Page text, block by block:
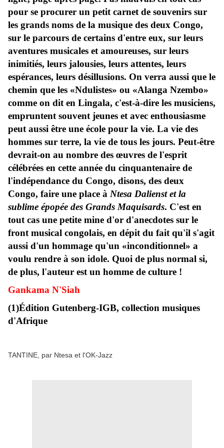
pour se procurer un petit carnet de souvenirs sur
les grands noms de la musique des deux Congo,
sur le parcours de certains d'entre eux, sur leurs
aventures musicales et amoureuses, sur leurs
inimitiés, leurs jalousies, leurs attentes, leurs
espérances, leurs désillusions. On verra aussi que le
chemin que les «Ndulistes» ou «Alanga Nzembo»
comme on dit en Lingala, c'est-à-dire les musiciens,
empruntent souvent jeunes et avec enthousiasme
peut aussi être une école pour la vie. La vie des
hommes sur terre, la vie de tous les jours. Peut-être
devrait-on au nombre des œuvres de l'esprit
célébrées en cette année du cinquantenaire de
l'indépendance du Congo, disons, des deux
Congo, faire une place à Ntesa Dalienst et la
sublime épopée des Grands Maquisards. C'est en
tout cas une petite mine d'or d'anecdotes sur le
front musical congolais, en dépit du fait qu'il s'agit
aussi d'un hommage qu'un «inconditionnel» a
voulu rendre à son idole. Quoi de plus normal si,
de plus, l'auteur est un homme de culture !
Gankama N'Siah
(1)Édition Gutenberg-IGB, collection musiques
d'Afrique
TANTINE, par Ntesa et l'OK-Jazz